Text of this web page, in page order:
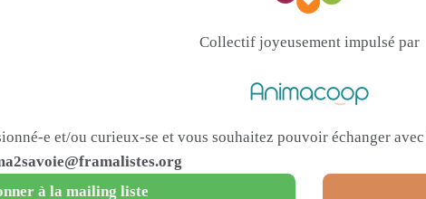
Collectif joyeusement impulsé par
e et/ou curieux-se et vous souhaitez pouvoir échanger
à la mailing liste